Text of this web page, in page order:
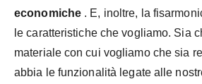
economiche . E, inoltre, la
le caratteristiche che vogliamo. Sia
materiale con cui vogliamo che sia
abbia le funzionalità legate alle